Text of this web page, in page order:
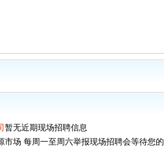
暂无近期现场招聘信息
场 每周一至周六举报现场招聘会等待您的